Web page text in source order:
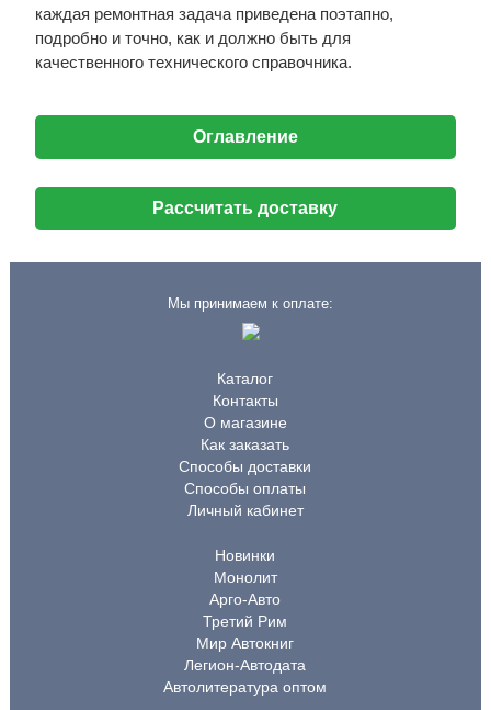
каждая ремонтная задача приведена поэтапно,
подробно и точно, как и должно быть для
качественного технического справочника.
Оглавление
Рассчитать доставку
Мы принимаем к оплате:
Каталог
Контакты
О магазине
Как заказать
Способы доставки
Способы оплаты
Личный кабинет
Новинки
Монолит
Арго-Авто
Третий Рим
Мир Автокниг
Легион-Автодата
Автолитература оптом